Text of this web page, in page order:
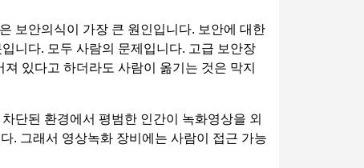
보안의식이 가장 큰 원인입니다. 보안에 대한
니다. 모두 사람의 문제입니다. 고급 보안장
있다고 하더라도 사람이 옮기는 것은 막지
단된 환경에서 평범한 인간이 녹화영상을 외
. 그래서 영상녹화 장비에는 사람이 접근 가능